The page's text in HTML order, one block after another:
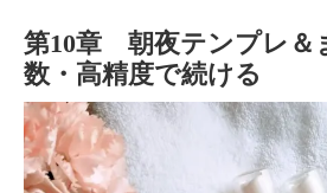
第10章 朝夜テンプレ＆
数・高精度で続ける